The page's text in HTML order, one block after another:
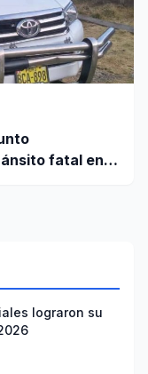
fatal en
lograron su